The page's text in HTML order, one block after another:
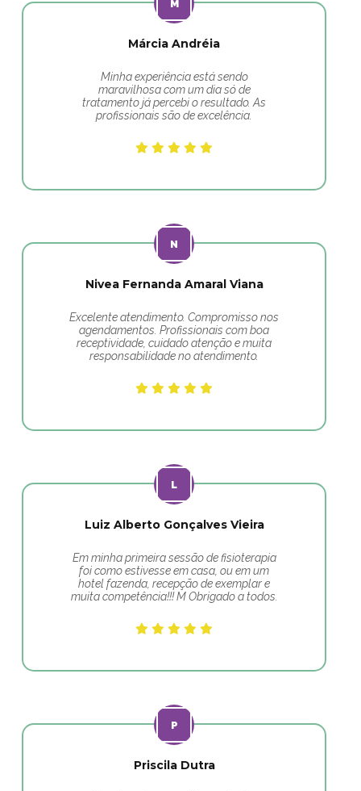
Márcia Andréia
Minha experiência está sendo
maravilhosa com um dia só de
tratamento já percebi o resultado. As
profissionais são de excelência.
Nivea Fernanda Amaral Viana
Excelente atendimento. Compromisso nos
agendamentos. Profissionais com boa
receptividade, cuidado atenção e muita
responsabilidade no atendimento.
Luiz Alberto Gonçalves Vieira
Em minha primeira sessão de fisioterapia
foi como estivesse em casa, ou em um
hotel fazenda, recepção de exemplar e
muita competência!!! M Obrigado a todos.
Priscila Dutra